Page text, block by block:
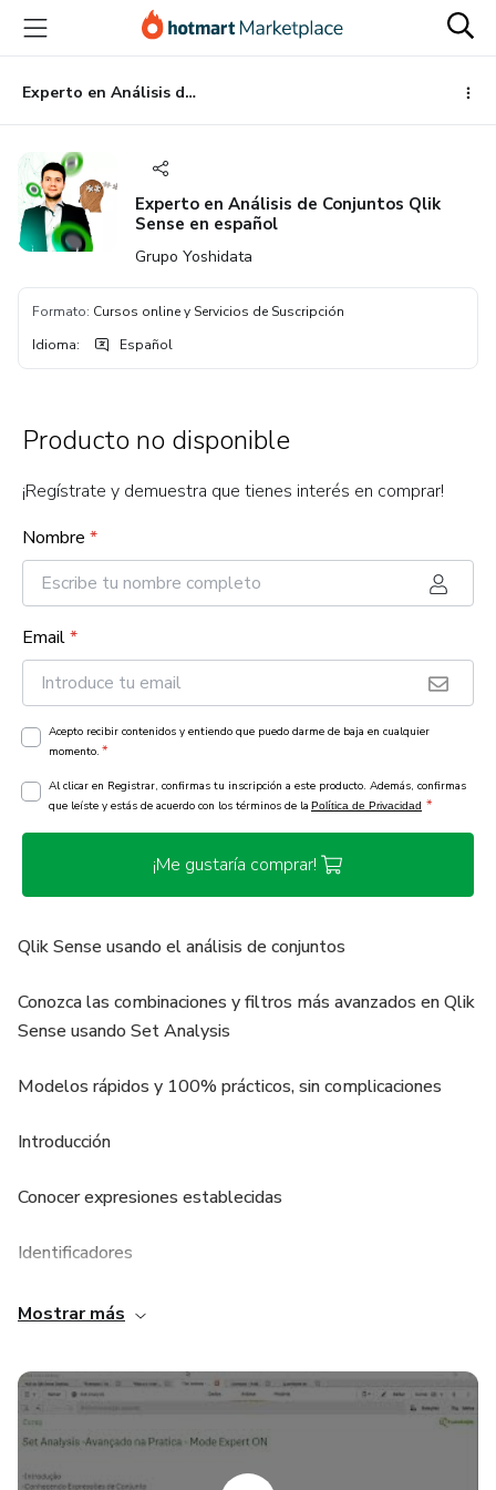
principal
página
de
página
Experto en Análisis de Conjuntos Qlik Sense en español
Experto en Análisis de Conjuntos Qlik
Sense en español
Grupo Yoshidata
Formato: Cursos online y Servicios de Suscripción
Idioma: Español
Producto no disponible
¡Regístrate y demuestra que tienes interés en comprar!
Nombre *
Email*
Acepto recibir contenidos y entiendo que puedo darme de baja en cualquier
momento. *
Al clicar en Registrar, confirmas tu inscripción a este producto. Además, confirmas
que leíste y estás de acuerdo con los términos de la Política de Privacidad *
¡Me gustaría comprar!
Qlik Sense usando el análisis de conjuntos
Conozca las combinaciones y filtros más avanzados en Qlik
Sense usando Set Analysis
Modelos rápidos y 100% prácticos, sin complicaciones
Introducción
Conocer expresiones establecidas
Identificadores
Operadores de sindicatos o cruces
Operadores de intersección
Diferencia simétrica (XOR)
Mostrar más